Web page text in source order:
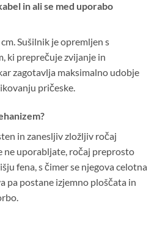
in ali se med uporabo
Sušilnik je opremljen s
ki preprečuje zvijanje in
zagotavlja maksimalno udobje
pričeske.
in zanesljiv zložljiv ročaj
ne uporabljate, ročaj preprosto
fena, s čimer se njegova celotna
pa postane izjemno ploščata in